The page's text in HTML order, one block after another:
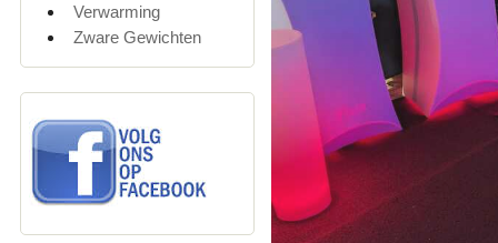
Verwarming
Zware Gewichten